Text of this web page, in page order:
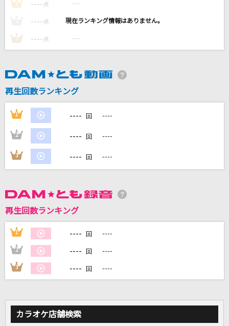
ニイハオ★中国
中国(CV:甲斐田ゆき)
DAMの新曲・ランキングなど
カラオケ最新情報をチェック！
DAMに会員登録・ログインして
家族や友達と一緒に！練習にも！
1 ---- 点 ----
---- 点 ----
3 ---- 点 ----
再生回数ランキング
1 ---- 回 ----
2 ---- 回 ----
3 ---- 回 ----
再生回数ランキング
1 ---- 回 ----
2 ---- 回 ----
3 ---- 回 ----
カラオケ店舗検索